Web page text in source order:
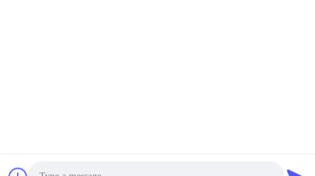
Cina Buona qualità sacchetto filtro della polvere Fornitore. -2026